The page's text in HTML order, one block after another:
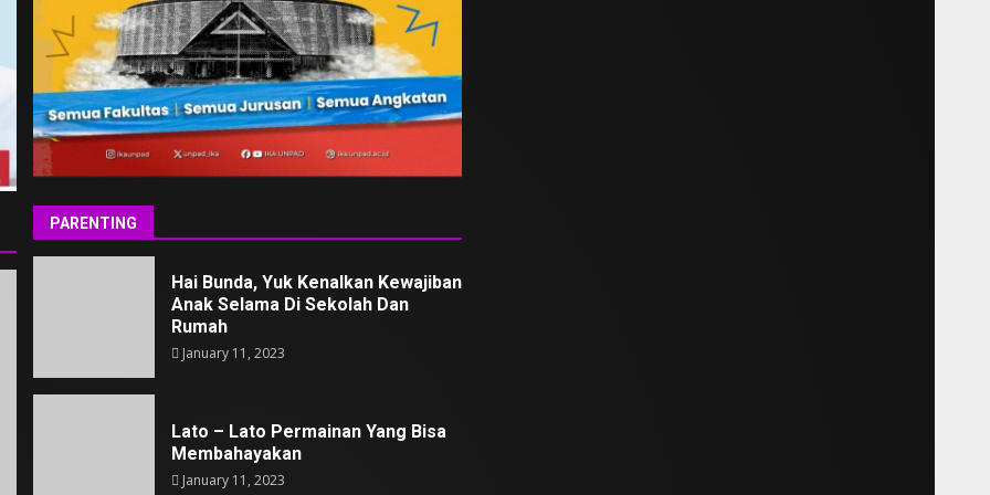
PARENTING
Hai Bunda, Yuk Kenalkan Kewajiban
Anak Selama Di Sekolah Dan
Rumah
January 11, 2023
Lato – Lato Permainan Yang Bisa
Membahayakan
January 11, 2023